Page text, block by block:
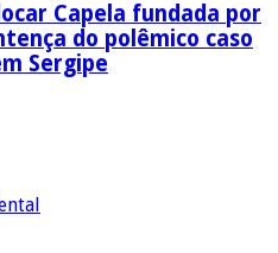
Capela fundada por
do polêmico caso
Sergipe